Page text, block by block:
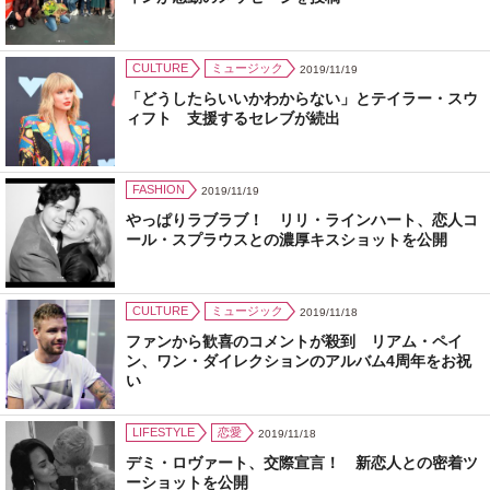
CULTURE ミュージック 2019/11/19
「どうしたらいいかわからない」とテイラー・スウ
ィフト 支援するセレブが続出
FASHION 2019/11/19
やっぱりラブラブ！ リリ・ラインハート、恋人コ
ール・スプラウスとの濃厚キスショットを公開
CULTURE ミュージック 2019/11/18
ファンから歓喜のコメントが殺到 リアム・ペイ
ン、ワン・ダイレクションのアルバム4周年をお祝
い
LIFESTYLE 恋愛 2019/11/18
デミ・ロヴァート、交際宣言！ 新恋人との密着ツ
ーショットを公開